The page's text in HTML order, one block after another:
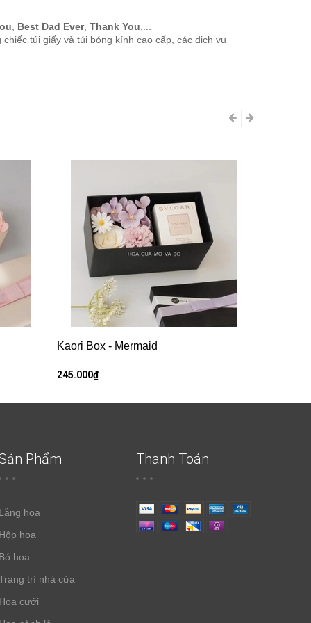
Best Dad Ever, Thank You
túi giấy và túi bóng kính cao cấp, các dịch vụ
Kaori Box - Mermaid
245.000₫
Phẩm
hoa
hoa
hoa
trí nhà cửa
cưới
Thanh Toán